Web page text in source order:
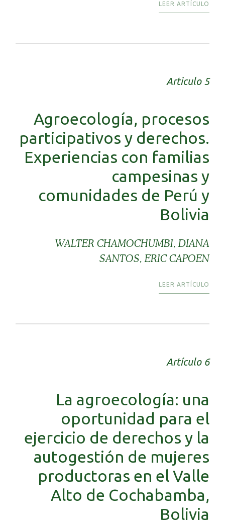
LEER ARTÍCULO
Articulo 5
Agroecología, procesos
participativos y derechos.
Experiencias con familias
campesinas y
comunidades de Perú y
Bolivia
WALTER CHAMOCHUMBI, DIANA
SANTOS, ERIC CAPOEN
LEER ARTÍCULO
Artículo 6
La agroecología: una
oportunidad para el
ejercicio de derechos y la
autogestión de mujeres
productoras en el Valle
Alto de Cochabamba,
Bolivia